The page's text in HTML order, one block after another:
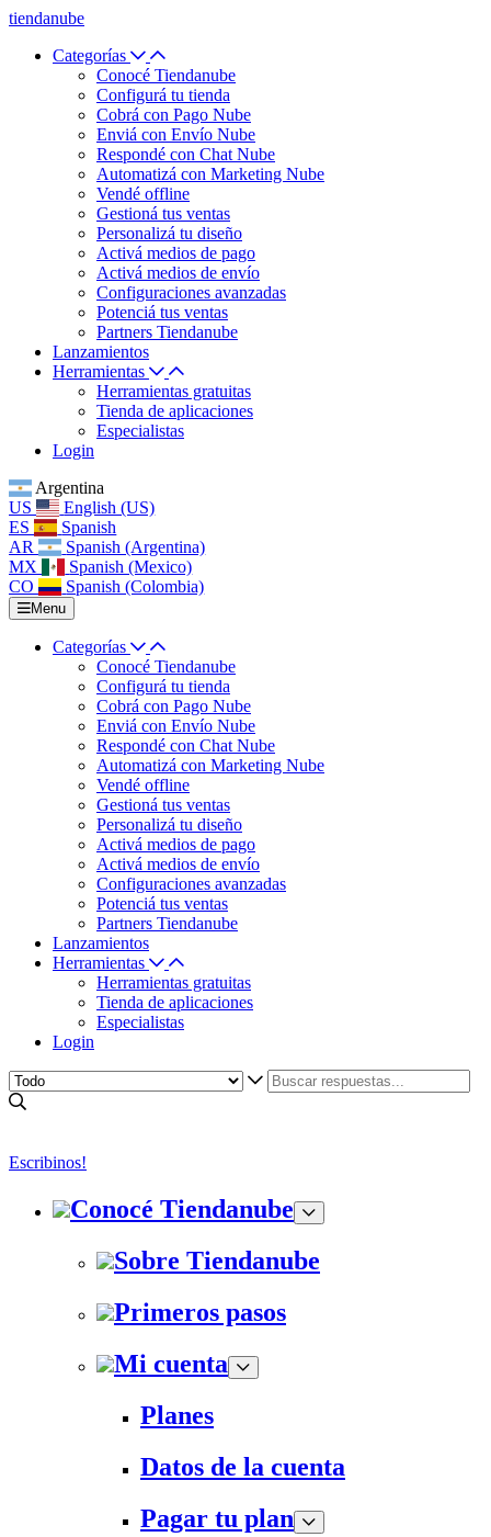
tiendanube
Categorías
Conocé Tiendanube
Configurá tu tienda
Cobrá con Pago Nube
Enviá con Envío Nube
Respondé con Chat Nube
Automatizá con Marketing Nube
Vendé offline
Gestioná tus ventas
Personalizá tu diseño
Activá medios de pago
Activá medios de envío
Configuraciones avanzadas
Potenciá tus ventas
Partners Tiendanube
Lanzamientos
Herramientas
Herramientas gratuitas
Tienda de aplicaciones
Especialistas
Login
Argentina
US
English (US)
ES
Spanish
AR
Spanish (Argentina)
MX
Spanish (Mexico)
CO
Spanish (Colombia)
Menu
Categorías
Conocé Tiendanube
Configurá tu tienda
Cobrá con Pago Nube
Enviá con Envío Nube
Respondé con Chat Nube
Automatizá con Marketing Nube
Vendé offline
Gestioná tus ventas
Personalizá tu diseño
Activá medios de pago
Activá medios de envío
Configuraciones avanzadas
Potenciá tus ventas
Partners Tiendanube
Lanzamientos
Herramientas
Herramientas gratuitas
Tienda de aplicaciones
Especialistas
Login
Escribinos!
Conocé Tiendanube
Sobre Tiendanube
Primeros pasos
Mi cuenta
Planes
Datos de la cuenta
Pagar tu plan